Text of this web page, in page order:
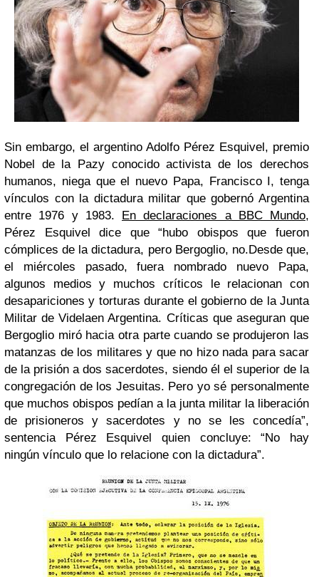
Sin embargo, el argentino Adolfo Pérez Esquivel, premio
Nobel de la Pazy conocido activista de los derechos
humanos, niega que el nuevo Papa, Francisco I, tenga
vínculos con la dictadura militar que gobernó Argentina
entre 1976 y 1983. En declaraciones a BBC Mundo,
Pérez Esquivel dice que “hubo obispos que fueron
cómplices de la dictadura, pero Bergoglio, no.Desde que,
el miércoles pasado, fuera nombrado nuevo Papa,
algunos medios y muchos críticos le relacionan con
desapariciones y torturas durante el gobierno de la Junta
Militar de Videlaen Argentina. Críticas que aseguran que
Bergoglio miró hacia otra parte cuando se produjeron las
matanzas de los militares y que no hizo nada para sacar
de la prisión a dos sacerdotes, siendo él el superior de la
congregación de los Jesuitas. Pero yosé personalmente
que muchos obispos pedían a la junta militar la liberación
de prisioneros y sacerdotes y no se les concedía”,
sentencia Pérez Esquivel quien concluye: “No hay
ningún vínculo que lo relacione con la dictadura”.